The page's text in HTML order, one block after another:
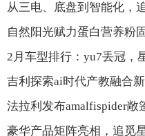
从三电、底盘到智能化，
自然阳光赋力蛋白营养粉
2月车型排行：yu7丢冠，
吉利探索ai时代产教融合
法拉利发布amalfispider敞
豪华产品矩阵亮相，追觅